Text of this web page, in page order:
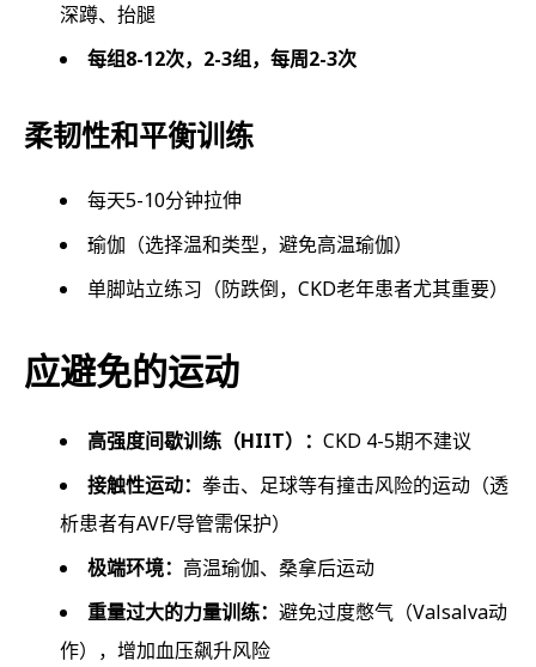
深蹲、抬腿
每组8-12次，2-3组，每周2-3次
柔韧性和平衡训练
每天5-10分钟拉伸
瑜伽（选择温和类型，避免高温瑜伽）
单脚站立练习（防跌倒，CKD老年患者尤其重要）
应避免的运动
高强度间歇训练（HIIT）： CKD 4-5期不建议
接触性运动： 拳击、足球等有撞击风险的运动（透
析患者有AVF/导管需保护）
极端环境： 高温瑜伽、桑拿后运动
重量过大的力量训练： 避免过度憋气（Valsalva动
作），增加血压飙升风险